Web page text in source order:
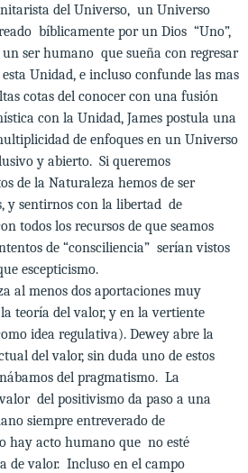
del Universo, un Universo
bíblicamente por un Dios “Uno”,
ser humano que sueña con regresar
esta Unidad, e incluso confunde las mas
cotas del conocer con una fusión
con la Unidad, James postula una
de enfoques en un Universo
y abierto. Si queremos
de la Naturaleza hemos de ser
y sentirnos con la libertad de
todos los recursos de que seamos
de “consciliencia” serían vistos
escepticismo.
al menos dos aportaciones muy
teoría del valor, y en la vertiente
idea regulativa). Dewey abre la
del valor, sin duda uno de estos
del pragmatismo. La
del positivismo da paso a una
siempre entreverado de
hay acto humano que no esté
de valor. Incluso en el campo